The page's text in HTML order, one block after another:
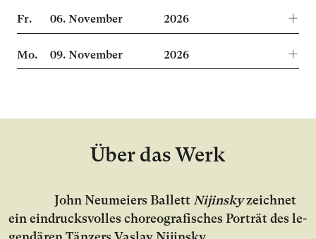
Fr. 06.November 2026
Mo. 09.November 2026
Über das Werk
John Neumeiers Bal­lett Nijinskyzeich­net
ein ein­drucks­vol­les cho­reo­gra­fi­sches Por­trät des le­